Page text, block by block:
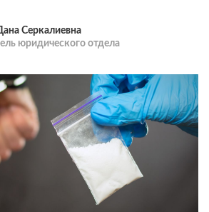
Серкалиевна
юридического отдела